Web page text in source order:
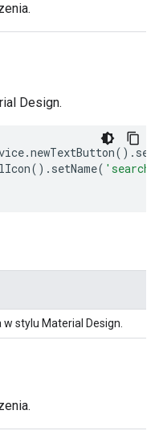
Design.
.newTextButton().
(). setName( 'search'
w stylu Material Design.